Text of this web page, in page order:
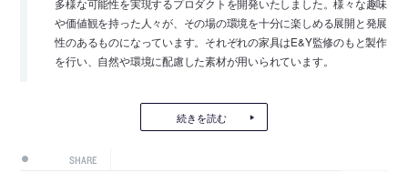
多様な可能性を実現するプロダクトを開発いたしました。様々な趣味
や価値観を持った人々が、その場の環境を十分に楽しめる展開と発展
性のあるものになっています。それぞれの家具はE&Y監修のもと製作
を行い、自然や環境に配慮した素材が用いられています。
続きを読む
SHARE